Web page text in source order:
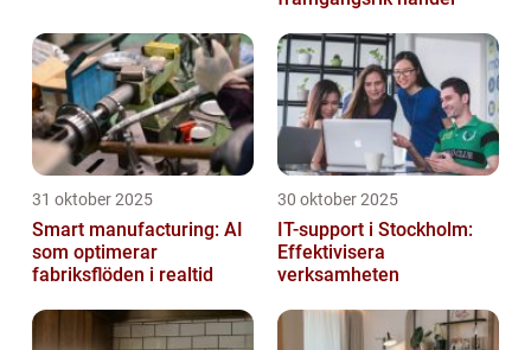
31 oktober 2025
Smart manufacturing: AI
som optimerar
fabriksflöden i realtid
30 oktober 2025
IT-support i Stockholm:
Effektivisera
verksamheten